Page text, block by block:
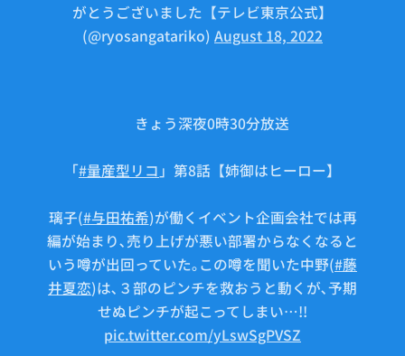
がとうございました【テレビ東京公式】
(@ryosangatariko) August 18, 2022
🤖きょう深夜0時30分放送
「#量産型リコ 」第8話【姉御はヒーロー】
璃子(#与田祐希)が働くイベント企画会社では再
編が始まり､売り上げが悪い部署からなくなると
いう噂が出回っていた｡この噂を聞いた中野(#藤
井夏恋)は､３部のピンチを救おうと動くが､予期
せぬピンチが起こってしまい…!!
pic.twitter.com/yLswSgPVSZ